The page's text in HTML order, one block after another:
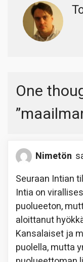
One
Nimetön
Seuraan Intian
Intia on
puolueeton,
aloittanut
Kansalaiset ja
puolella, mutta